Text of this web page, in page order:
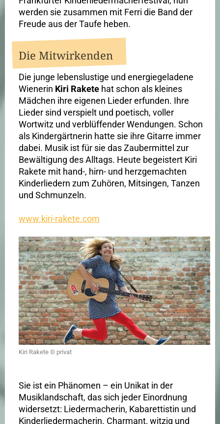
werden sie zusammen mit Ferri die Band der
Freude aus der Taufe heben.
Die Mitwirkenden
Die junge lebenslustige und energiegeladene
Wienerin Kiri Rakete hat schon als kleines
Mädchen ihre eigenen Lieder erfunden. Ihre
Lieder sind verspielt und poetisch, voller
Wortwitz und verblüffender Wendungen. Schon
als Kindergärtnerin hatte sie ihre Gitarre immer
dabei. Musik ist für sie das Zaubermittel zur
Bewältigung des Alltags. Heute begeistert Kiri
Rakete mit hand-, hirn- und herzgemachten
Kinderliedern zum Zuhören, Mitsingen, Tanzen
und Schmunzeln.
www.kiri-rakete.com
Kiri Rakete © privat
Sie ist ein Phänomen – ein Unikat in der
Musiklandschaft, das sich jeder Einordnung
widersetzt: Liedermacherin, Kabarettistin und
Kinderliedermacherin. Charmant, witzig und